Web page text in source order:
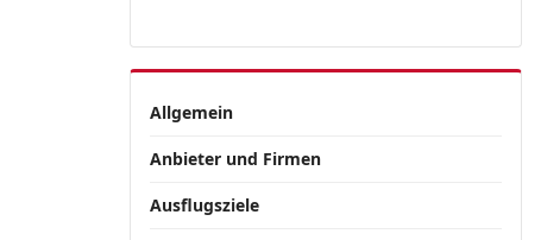
Allgemein
Anbieter und Firmen
Ausflugsziele